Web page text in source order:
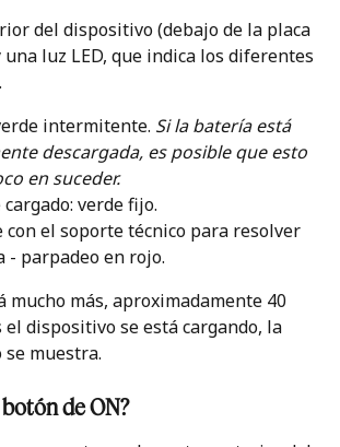
del dispositivo (debajo de la placa
una luz LED, que indica los diferentes
intermitente. Si la batería está
descargada, es posible que esto
en suceder.
verde fijo.
con el soporte técnico para resolver
- parpadeo en rojo.
mucho más, aproximadamente 40
dispositivo se está cargando, la
muestra.
de ON?